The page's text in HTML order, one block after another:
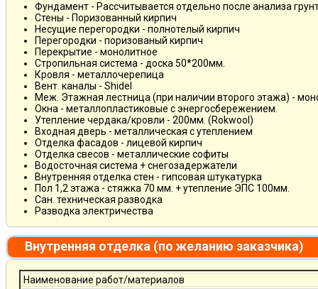
Фундамент - Рассчитывается отдельно после анализа
Стены - Поризованный кирпич
Несущие перегородки - полнотелый кирпич
Перегородки - поризованый кирпич
Перекрытие - монолитное
Стропильная система - доска 50*200мм.
Кровля - металлочерепица
Вент. каналы - Shidel
Меж. Этажная лестница (при наличии второго этажа) -
Окна - металлопластиковые с энергосбережением.
Утепление чердака/кровли - 200мм. (Rokwool)
Входная дверь - металлическая с утеплением
Отделка фасадов - лицевой кирпич
Отделка свесов - металлические софиты
Водосточная система + снегозадержатели
Внутренняя отделка стен - гипсовая штукатурка
Пол 1,2 этажа - стяжка 70 мм. + утепление ЭПС 100мм.
Сан. техническая разводка
Разводка электричества
Внутренняя отделка (по желанию заказчика)
Наименование работ/материалов